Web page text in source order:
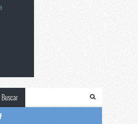
Buscar